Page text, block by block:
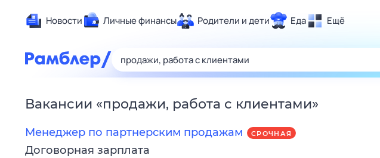
Новости Личные финансы Родители и дети Еда Ещё
Здоровье
Развлечения и отдых
Спорт
Карьера
Вакансии «продажи, работа с клиентами»
Менеджер по партнерским продажам СРОЧНАЯ
Договорная зарплата